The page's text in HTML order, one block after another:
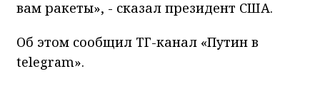
вам ракеты», - сказал президент США.
Об этом сообщил ТГ-канал «Путин в
telegram».